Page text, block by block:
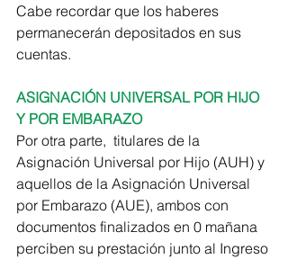
Cabe recordar que los haberes
permanecerán depositados en sus
cuentas.
ASIGNACIÓN UNIVERSAL POR HIJO
Y POR EMBARAZO
Por otra parte,  titulares de la
Asignación Universal por Hijo (AUH) y
aquellos de la Asignación Universal
por Embarazo (AUE), ambos con
documentos finalizados en 0 mañana
perciben su prestación junto al Ingreso